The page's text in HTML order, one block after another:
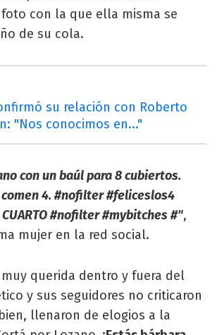
con la que ella misma se
de su cola.
su relación con Roberto
"Nos conocimos en..."
con un baúl para 8 cubiertos.
4. #nofilter #feliceslos4
CUARTO #nofilter #mybitches #",
mujer en la red social.
muy querida dentro y fuera del
y sus seguidores no criticaron
llenaron de elogios a la